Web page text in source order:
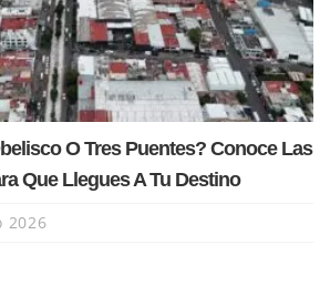
O Tres Puentes? Conoce Las
Que Llegues A Tu Destino
2026